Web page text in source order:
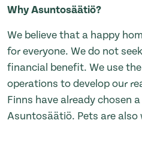
Why Asuntosäätiö?
We believe that a happy
for everyone. We do not
financial benefit. We use
operations to develop our
Finns have already chosen
Asuntosäätiö. Pets are also